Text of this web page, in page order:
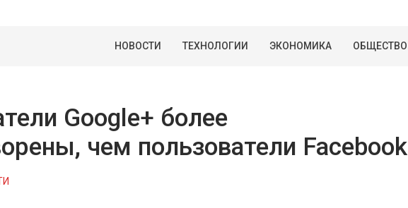
НОВОСТИ ТЕХНОЛОГИИ ЭКОНОМИКА ОБЩЕСТВО
Google+ более
чем пользователи Facebook